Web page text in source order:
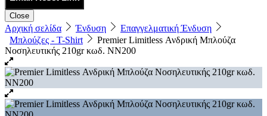
Close
Αρχική σελίδα Ένδυση
Επαγγελματική Ένδυση
Μπλούζες - T-Shirt
Premier Limitless Ανδρική Μπλούζα
Νοσηλευτικής 210gr κωδ. NN200